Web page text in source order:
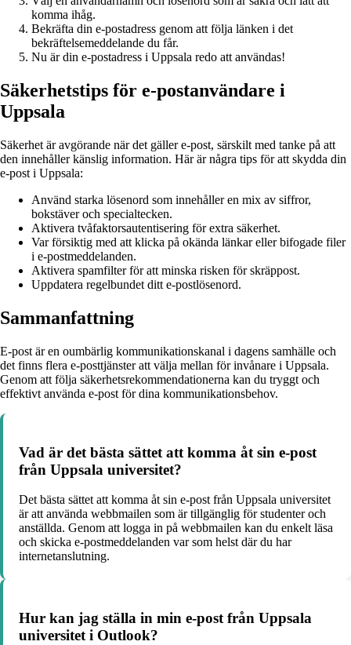
komma ihåg.
Bekräfta din e-postadress genom att följa länken i det
bekräftelsemeddelande du får.
Nu är din e-postadress i Uppsala redo att användas!
Säkerhetstips för e-postanvändare i
Uppsala
Säkerhet är avgörande när det gäller e-post, särskilt med tanke på att
den innehåller känslig information. Här är några tips för att skydda din
e-post i Uppsala:
Använd starka lösenord som innehåller en mix av siffror,
bokstäver och specialtecken.
Aktivera tvåfaktorsautentisering för extra säkerhet.
Var försiktig med att klicka på okända länkar eller bifogade filer
i e-postmeddelanden.
Aktivera spamfilter för att minska risken för skräppost.
Uppdatera regelbundet ditt e-postlösenord.
Sammanfattning
E-post är en oumbärlig kommunikationskanal i dagens samhälle och
det finns flera e-posttjänster att välja mellan för invånare i Uppsala.
Genom att följa säkerhetsrekommendationerna kan du tryggt och
effektivt använda e-post för dina kommunikationsbehov.
Vad är det bästa sättet att komma åt sin e-post
från Uppsala universitet?
Det bästa sättet att komma åt sin e-post från Uppsala universitet
är att använda webbmailen som är tillgänglig för studenter och
anställda. Genom att logga in på webbmailen kan du enkelt läsa
och skicka e-postmeddelanden var som helst där du har
internetanslutning.
Hur kan jag ställa in min e-post från Uppsala
universitet i Outlook?